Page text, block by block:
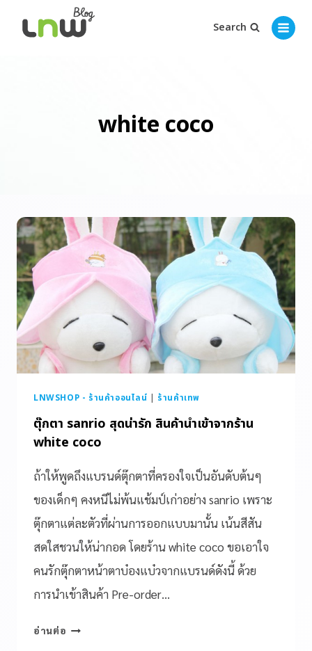
Search
white coco
LNWSHOP - ร้านค้าออนไลน์ | ร้านค้าเทพ
ตุ๊กตา sanrio สุดน่ารัก สินค้านำเข้าจากร้าน
white coco
ถ้าให้พูดถึงแบรนด์ตุ๊กตาที่ครองใจเป็นอันดับต้นๆ
ของเด็กๆ คงหนีไม่พ้นแช้มป์เก่าอย่าง sanrio เพราะ
ตุ๊กตาแต่ละตัวที่ผ่านการออกแบบมานั้น เน้นสีสัน
สดใสชวนให้น่ากอด โดยร้าน white coco ขอเอาใจ
คนรักตุ๊กตาหน้าตาบ๋องแบ๋วจากแบรนด์ดังนี้ ด้วย
การนำเข้าสินค้า Pre-order…
อ่านต่อ